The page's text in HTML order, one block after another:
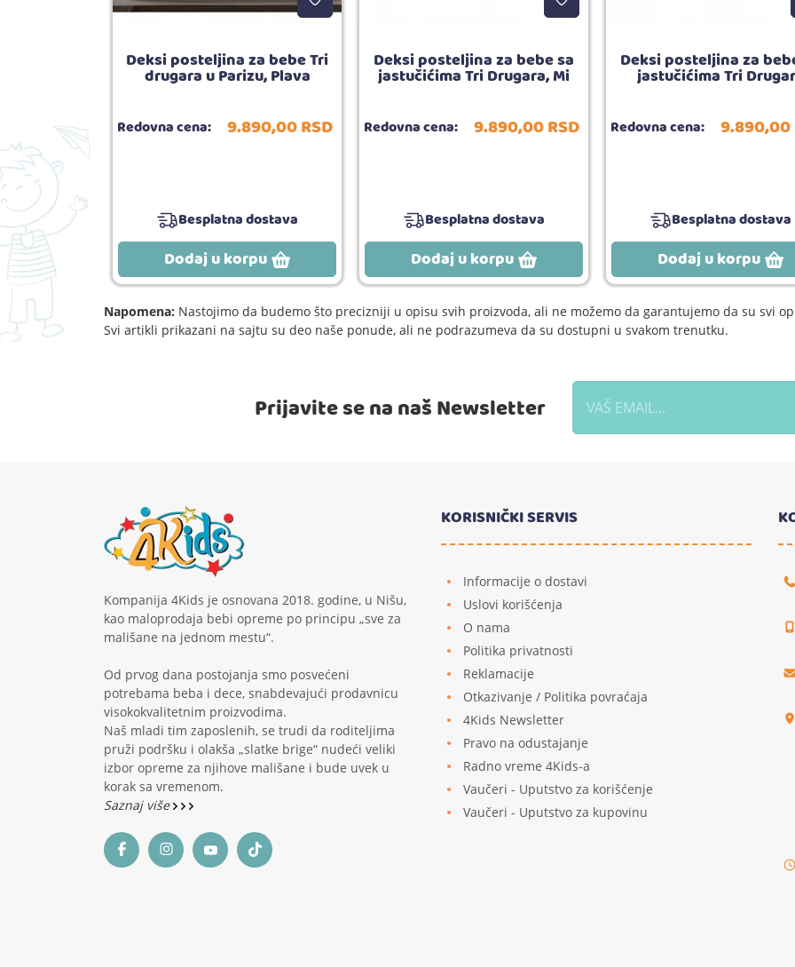
RSD
Deksi posteljina za bebe Tri
drugara u Parizu, Plava
Redovna cena: 9.890,00RSD
Besplatna dostava
Dodaj u korpu
Deksi posteljina za bebe sa
jastučićima Tri Drugara, Mi
Redovna cena: 9.890,00RSD
Besplatna dostava
Dodaj u korpu
Deksi posteljina za
jastučićima Tri
Redovna cena: 9.890,00
Besplatna dostava
Dodaj u korpu
Napomena: Nastojimo da budemo što precizniji u opisu svih proizvoda, ali ne možemo da garantujemo da su svi
Svi artikli prikazani na sajtu su deo naše ponude, ali ne podrazumeva da su dostupni u svakom trenutku.
Prijavite se na naš Newsletter
Kompanija 4Kids je osnovana 2018. godine, u Nišu,
kao maloprodaja bebi opreme po principu „sve za
mališane na jednom mestu“.
Od prvog dana postojanja smo posvećeni
potrebama beba i dece, snabdevajući prodavnicu
visokokvalitetnim proizvodima.
Naš mladi tim zaposlenih, se trudi da roditeljima
pruži podršku i olakša „slatke brige“ nudeći veliki
izbor opreme za njihove mališane i bude uvek u
korak sa vremenom.
Saznaj više
KORISNIČKI SERVIS
Informacije o dostavi
Uslovi korišćenja
O nama
Politika privatnosti
Reklamacije
Otkazivanje / Politika povraćaja
4Kids Newsletter
Pravo na odustajanje
Radno vreme 4Kids-a
Vaučeri - Uputstvo za korišćenje
Vaučeri - Uputstvo za kupovinu